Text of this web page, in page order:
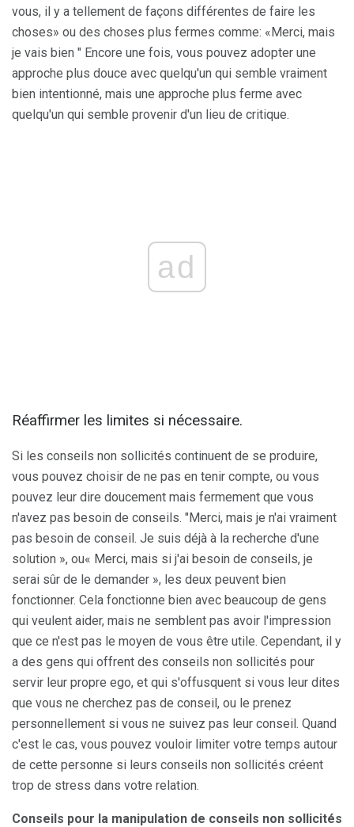
vous, il y a tellement de façons différentes de faire les
choses» ou des choses plus fermes comme: «Merci, mais
je vais bien " Encore une fois, vous pouvez adopter une
approche plus douce avec quelqu'un qui semble vraiment
bien intentionné, mais une approche plus ferme avec
quelqu'un qui semble provenir d'un lieu de critique.
ad
Réaffirmer les limites si nécessaire.
Si les conseils non sollicités continuent de se produire,
vous pouvez choisir de ne pas en tenir compte, ou vous
pouvez leur dire doucement mais fermement que vous
n'avez pas besoin de conseils. "Merci, mais je n'ai vraiment
pas besoin de conseil. Je suis déjà à la recherche d'une
solution », ou« Merci, mais si j'ai besoin de conseils, je
serai sûr de le demander », les deux peuvent bien
fonctionner. Cela fonctionne bien avec beaucoup de gens
qui veulent aider, mais ne semblent pas avoir l'impression
que ce n'est pas le moyen de vous être utile. Cependant, il y
a des gens qui offrent des conseils non sollicités pour
servir leur propre ego, et qui s'offusquent si vous leur dites
que vous ne cherchez pas de conseil, ou le prenez
personnellement si vous ne suivez pas leur conseil. Quand
c'est le cas, vous pouvez vouloir limiter votre temps autour
de cette personne si leurs conseils non sollicités créent
trop de stress dans votre relation.
Conseils pour la manipulation de conseils non sollicités